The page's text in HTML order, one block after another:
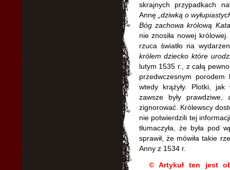
skrajnych przypadkach
Annę „dziwką o
Bóg zachowa królową
nie znosiła nowej
rzuca światło na
królem dziecko które
lutym 1535 r., z całą
przedwczesnym
wtedy krążyły. Plotki,
zawsze były
zignorować. Królewscy
nie potwierdzili tej
tłumaczyła, że była pod
sprawił, że mówiła takie
Anny z 1534 r.
©
Artykuł ten jest